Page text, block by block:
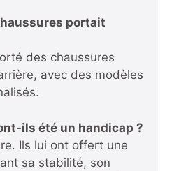
portait
des chaussures
avec des modèles
ils été un handicap ?
Ils lui ont offert une
sa stabilité, son